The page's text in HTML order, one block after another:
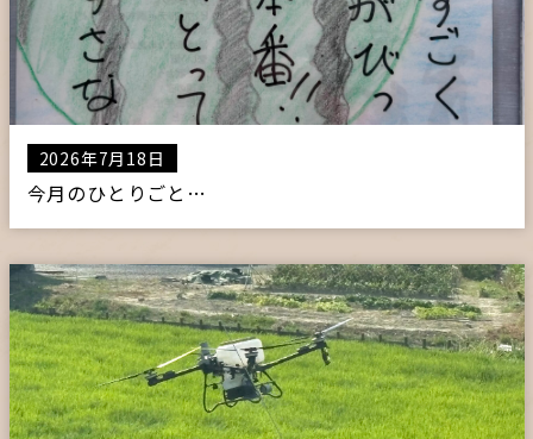
2026年7月18日
今月のひとりごと…